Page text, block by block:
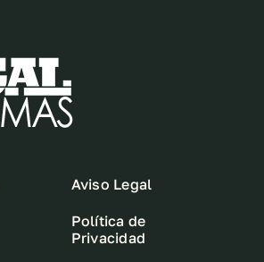
Aviso Legal
Política de
Privacidad